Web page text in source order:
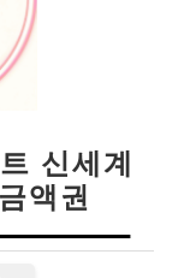
신세계
액권